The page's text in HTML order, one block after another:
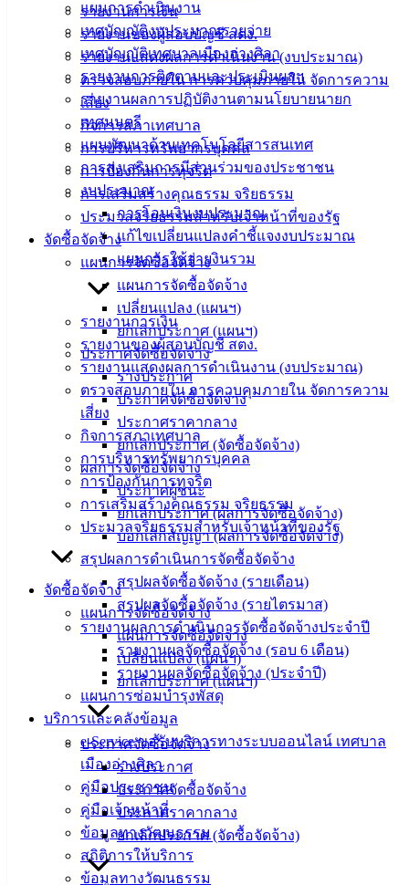
รายงานการเงิน
รายงานของผู้สอบบัญชี สตง.
รายงานแสดงผลการดำเนินงาน (งบประมาณ)
ตรวจสอบภายใน การควบคุมภายใน จัดการความ
เสี่ยง
กิจการสภาเทศบาล
การบริหารทรัพยากรบุคคล
การป้องกันการทุจริต
การเสริมสร้างคุณธรรม จริยธรรม
ประมวลจริยธรรมสำหรับเจ้าหน้าที่ของรัฐ
จัดซื้อจัดจ้าง
แผนการจัดซื้อจัดจ้าง
แผนการจัดซื้อจัดจ้าง
เปลี่ยนแปลง (แผนฯ)
ยกเลิกประกาศ (แผนฯ)
ประกาศจัดซื้อจัดจ้าง
ร่างประกาศ
ประกาศจัดซื้อจัดจ้าง
ประกาศราคากลาง
ยกเลิกประกาศ (จัดซื้อจัดจ้าง)
ผลการจัดซื้อจัดจ้าง
ประกาศผู้ชนะ
ยกเลิกประกาศ (ผลการจัดซื้อจัดจ้าง)
บอกเลิกสัญญา (ผลการจัดซื้อจัดจ้าง)
สรุปผลการดำเนินการจัดซื้อจัดจ้าง
สรุปผลจัดซื้อจัดจ้าง (รายเดือน)
สรุปผลจัดซื้อจัดจ้าง (รายไตรมาส)
รายงานผลการดำเนินการจัดซื้อจัดจ้างประจำปี
รายงานผลจัดซื้อจัดจ้าง (รอบ 6 เดือน)
รายงานผลจัดซื้อจัดจ้าง (ประจำปี)
แผนการซ่อมบำรุงพัสดุ
บริการและคลังข้อมูล
e-Service ขอรับบริการทางระบบออนไลน์ เทศบาล
เมืองอ่างศิลา
คู่มือประชาชน
คู่มือเจ้าหน้าที่
ข้อมูลทางวัฒนธรรม
สถิติการให้บริการ
ข้อมูลทางวัฒนธรรม
แผนการดำเนินงาน
เทศบัญญัติงบประมาณรายจ่าย
เทศบัญญัติเทศบาลเมืองอ่างศิลา
รายงานการติดตามและประเมินผลฯ
รายงานผลการปฏิบัติงานตามนโยบายนายก
เทศมนตรี
แผนพัฒนาด้านเทคโนโลยีสารสนเทศ
การส่งเสริมการมีส่วนร่วมของประชาชน
งบประมาณ
การโอนเงินงบประมาณ
แก้ไขเปลี่ยนแปลงคำชี้แจงงบประมาณ
แผนการใช้จ่ายงินรวม
รายงานการเงิน
รายงานของผู้สอบบัญชี สตง.
รายงานแสดงผลการดำเนินงาน (งบประมาณ)
ตรวจสอบภายใน การควบคุมภายใน จัดการความ
เสี่ยง
กิจการสภาเทศบาล
การบริหารทรัพยากรบุคคล
การป้องกันการทุจริต
การเสริมสร้างคุณธรรม จริยธรรม
ประมวลจริยธรรมสำหรับเจ้าหน้าที่ของรัฐ
จัดซื้อจัดจ้าง
แผนการจัดซื้อจัดจ้าง
แผนการจัดซื้อจัดจ้าง
เปลี่ยนแปลง (แผนฯ)
ยกเลิกประกาศ (แผนฯ)
ประกาศจัดซื้อจัดจ้าง
ร่างประกาศ
ประกาศจัดซื้อจัดจ้าง
ประกาศราคากลาง
ยกเลิกประกาศ (จัดซื้อจัดจ้าง)
Management)
เทศบาล
สายตรง
นายก
ประวัติ
เทศบาล
ผู้บริหาร
และ
หัวหน้า
ราชการ
สภา
เทศบาล
สงวนลิขสิทธิ์ © 2563 เทศบาลเมืองอ่างศิลา จังหวัดชลบุรี |
angsilacity.go.th | Powered byBuuscript